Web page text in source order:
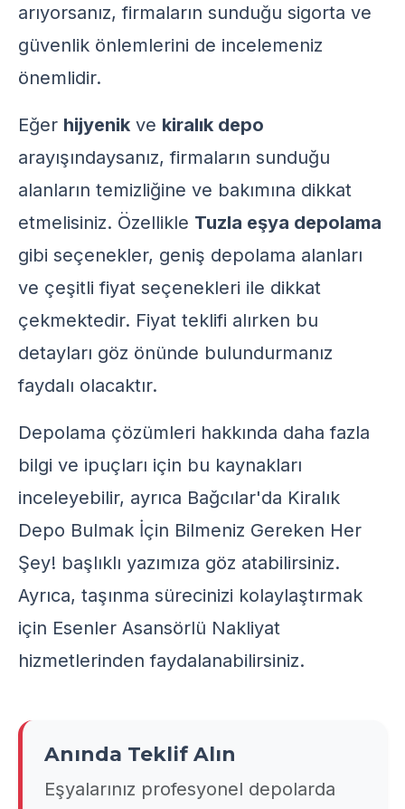
arıyorsanız, firmaların sunduğu sigorta ve
güvenlik önlemlerini de incelemeniz
önemlidir.
Eğer hijyenik ve kiralık depo
arayışındaysanız, firmaların sunduğu
alanların temizliğine ve bakımına dikkat
etmelisiniz. Özellikle Tuzla eşya depolama
gibi seçenekler, geniş depolama alanları
ve çeşitli fiyat seçenekleri ile dikkat
çekmektedir. Fiyat teklifi alırken bu
detayları göz önünde bulundurmanız
faydalı olacaktır.
Depolama çözümleri hakkında daha fazla
bilgi ve ipuçları için bu kaynakları
inceleyebilir, ayrıca Bağcılar'da Kiralık
Depo Bulmak İçin Bilmeniz Gereken Her
Şey! başlıklı yazımıza göz atabilirsiniz.
Ayrıca, taşınma sürecinizi kolaylaştırmak
için Esenler Asansörlü Nakliyat
hizmetlerinden faydalanabilirsiniz.
Anında Teklif Alın
Eşyalarınız profesyonel depolarda